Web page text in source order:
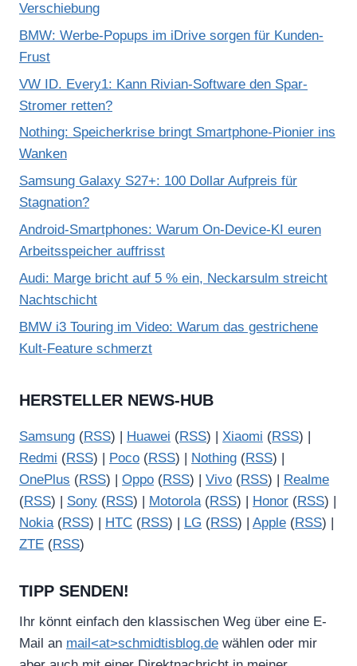
Verschiebung
BMW: Werbe-Popups im iDrive sorgen für Kunden-
Frust
VW ID. Every1: Kann Rivian-Software den Spar-
Stromer retten?
Nothing: Speicherkrise bringt Smartphone-Pionier ins
Wanken
Samsung Galaxy S27+: 100 Dollar Aufpreis für
Stagnation?
Android-Smartphones: Warum On-Device-KI euren
Arbeitsspeicher auffrisst
Audi: Marge bricht auf 5 % ein, Neckarsulm streicht
Nachtschicht
BMW i3 Touring im Video: Warum das gestrichene
Kult-Feature schmerzt
HERSTELLER NEWS-HUB
Samsung (RSS) | Huawei (RSS) | Xiaomi (RSS) |
Redmi (RSS) | Poco (RSS) | Nothing (RSS) |
OnePlus (RSS) | Oppo (RSS) | Vivo (RSS) |
Realme
(RSS) | Sony (RSS) | Motorola(RSS) | Honor (RSS) |
Nokia(RSS) | HTC (RSS) | LG (RSS) | Apple (RSS) |
ZTE (RSS)
TIPP SENDEN!
Ihr könnt einfach den klassischen Weg über eine E-
Mail an mail<at>schmidtisblog.de wählen oder mir